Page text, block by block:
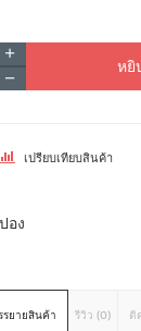
หยิ
เปรียบเทียบสินค้า
อง
รยายสินค้า รีวิว (0) ติ